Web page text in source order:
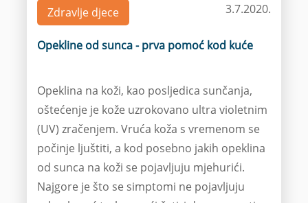
3.7.2020.
Zdravlje djece
Opekline od sunca - prva pomoć kod kuće
Opeklina na koži, kao posljedica sunčanja,
oštećenje je kože uzrokovano ultra violetnim
(UV) zračenjem. Vruća koža s vremenom se
počinje ljuštiti, a kod posebno jakih opeklina
od sunca na koži se pojavljuju mjehurići.
Najgore je što se simptomi ne pojavljuju